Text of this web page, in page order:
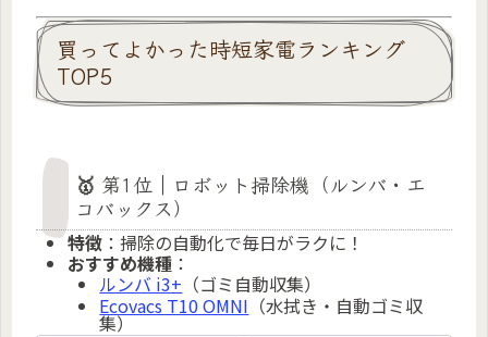
買ってよかった時短家電ランキング
TOP5
🥇 第1位｜ロボット掃除機（ルンバ・エ
コバックス）
特徴 ：掃除の自動化で毎日がラクに！
おすすめ機種 ：
ルンバ i3+ （ゴミ自動収集）
Ecovacs T10 OMNI （水拭き・自動ゴミ収
集）